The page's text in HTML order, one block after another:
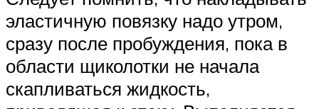
эластичную повязку надо утром,
сразу после пробуждения, пока в
области щиколотки не начала
скапливаться жидкость,